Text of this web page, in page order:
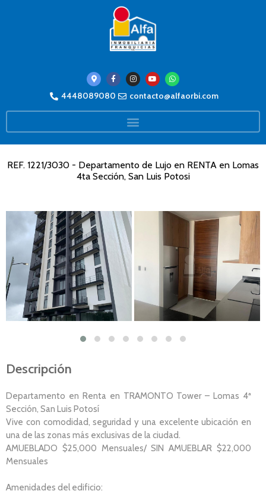
4448089080 contacto@alfaorbi.com
REF. 1221/3030 - Departamento de Lujo en RENTA en Lomas
4ta Sección, San Luis Potosi
Descripción
Departamento en Renta en TRAMONTO Tower – Lomas 4ª
Sección, San Luis Potosí
Vive con comodidad, seguridad y una excelente ubicación en
una de las zonas más exclusivas de la ciudad.
AMUEBLADO $25,000 Mensuales/ SIN AMUEBLAR $22,000
Mensuales
Amenidades del edificio: